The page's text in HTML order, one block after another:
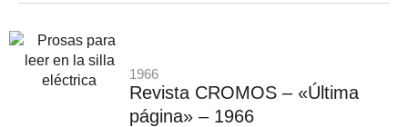
1966
Revista CROMOS – «Última
página» – 1966